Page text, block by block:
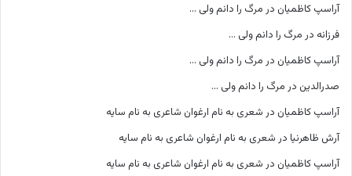
آراسپ کاظمیان در مرگ را دانم ولی …
فرزانه در مرگ را دانم ولی …
آراسپ کاظمیان در مرگ را دانم ولی …
صدرالدین در مرگ را دانم ولی …
آراسپ کاظمیان در شعری به نام ارغوان شاعری به نام سایه
آرش ظاهرنیا در شعری به نام ارغوان شاعری به نام سایه
آراسپ کاظمیان در شعری به نام ارغوان شاعری به نام سایه